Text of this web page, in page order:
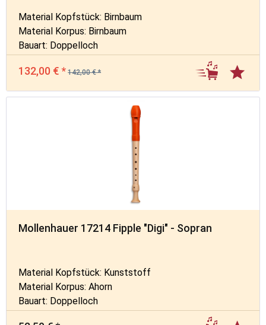
Material Kopfstück: Birnbaum
Material Korpus: Birnbaum
Bauart: Doppelloch
132,00 € * 142,00 € *
Mollenhauer 17214 Fipple "Digi" - Sopran
Material Kopfstück: Kunststoff
Material Korpus: Ahorn
Bauart: Doppelloch